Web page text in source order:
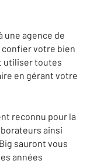
une agence de
votre bien
utiliser toutes
en gérant votre
reconnu pour la
ainsi
sauront vous
années